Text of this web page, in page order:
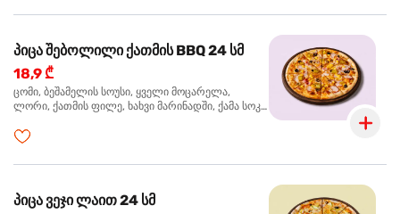
პიცა შებოლილი ქათმის BBQ 24 სმ
18,9 ₾
ცომი, ბეშამელის სოუსი, ყველი მოცარელა,
ლორი, ქათმის ფილე, ხახვი მარინადში, ქამა სოკო
პიცა ვეჯი ლაით 24 სმ